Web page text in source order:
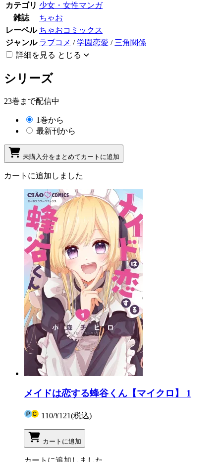
カテゴリ 少女・女性マンガ
雑誌
ちゃお
レーベル ちゃおコミックス
ジャンル ラブコメ /学園恋愛 / 三角関係
詳細を見る とじる
シリーズ
23巻まで配信中
1巻から
最新刊から
未購入分をまとめてカートに追加
カートに追加しました
メイドは恋する蜂谷くん【マイクロ】 1
110/¥121(税込)
カートに追加
カートに追加しました